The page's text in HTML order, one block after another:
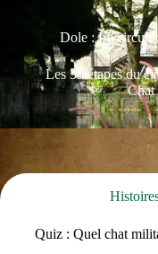
Dole : Le circuit
Les 35 étapes du
Chat
Quiz : Quel chat